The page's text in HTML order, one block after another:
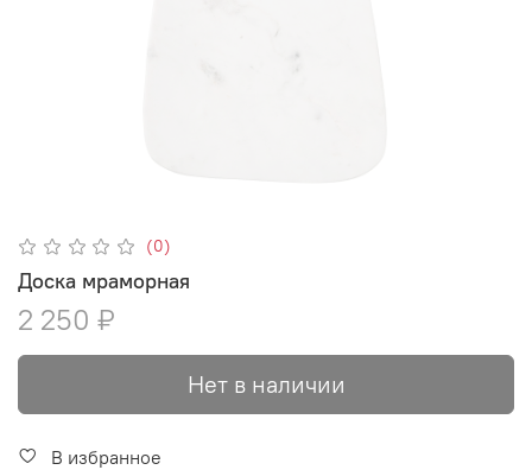
(0)
Доска мраморная
2 250 ₽
Нет в наличии
В избранное